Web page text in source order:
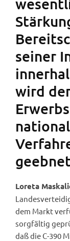
seiner
wird
Loreta
dem Markt
sorgfältig
daß die C-390